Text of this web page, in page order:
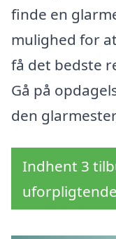
finde en
mulighed for
få det bedste
Gå på
den
Indhent 3
uforpligtende